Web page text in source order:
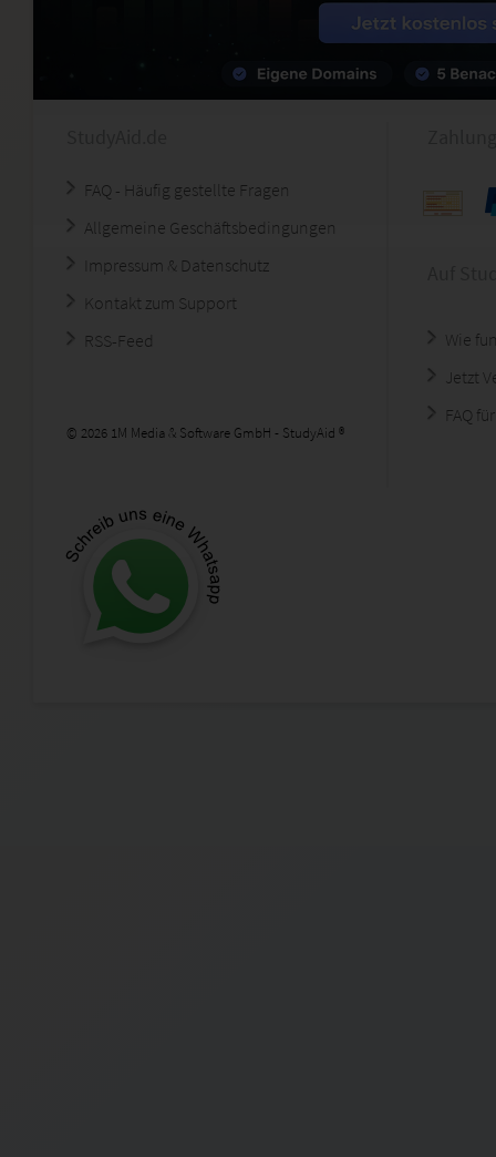
FAQ - Häufig gestellte Fragen
Allgemeine Geschäftsbedingungen
Impressum & Datenschutz
Kontakt zum Support
RSS-Feed
© 2026 1M Media & Software GmbH - StudyAid ®
Wie
Jetzt
FAQ